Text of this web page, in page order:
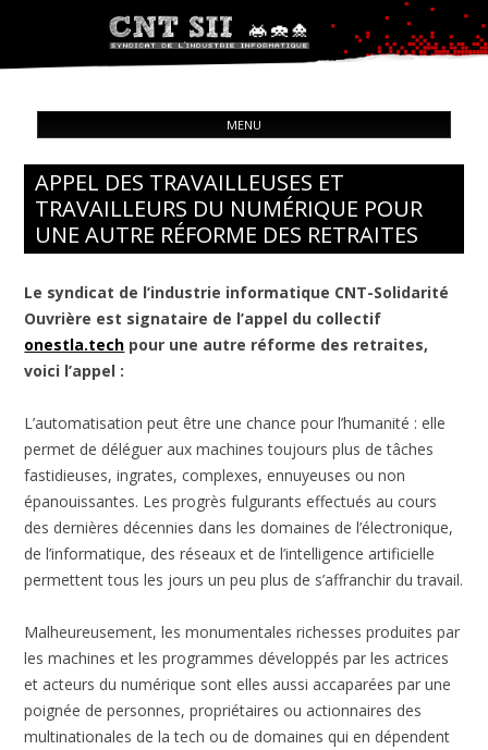
CNT – Solidarité Ouvrière
MENU
APPEL DES TRAVAILLEUSES ET
TRAVAILLEURS DU NUMÉRIQUE POUR
UNE AUTRE RÉFORME DES RETRAITES
Le syndicat de l’industrie informatique CNT-Solidarité
Ouvrière est signataire de l’appel du collectif
onestla.tech pour une autre réforme des retraites,
voici l’appel :
L’automatisation peut être une chance pour l’humanité : elle
permet de déléguer aux machines toujours plus de tâches
fastidieuses, ingrates, complexes, ennuyeuses ou non
épanouissantes. Les progrès fulgurants effectués au cours
des dernières décennies dans les domaines de l’électronique,
de l’informatique, des réseaux et de l’intelligence artificielle
permettent tous les jours un peu plus de s’affranchir du travail.
Malheureusement, les monumentales richesses produites par
les machines et les programmes développés par les actrices
et acteurs du numérique sont elles aussi accaparées par une
poignée de personnes, propriétaires ou actionnaires des
multinationales de la tech ou de domaines qui en dépendent